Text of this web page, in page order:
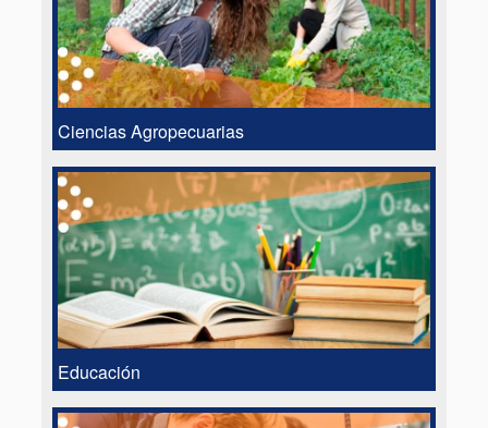
Ciencias Agropecuarias
Educación